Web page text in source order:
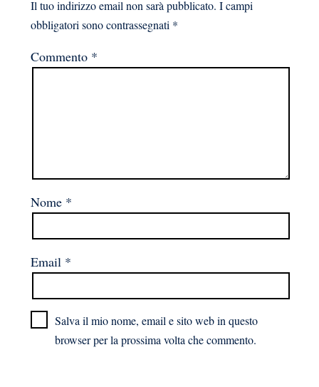
Il tuo indirizzo email non sarà pubblicato. I campi
obbligatori sono contrassegnati *
Commento *
Nome *
Email *
Salva il mio nome, email e sito web in questo
browser per la prossima volta che commento.